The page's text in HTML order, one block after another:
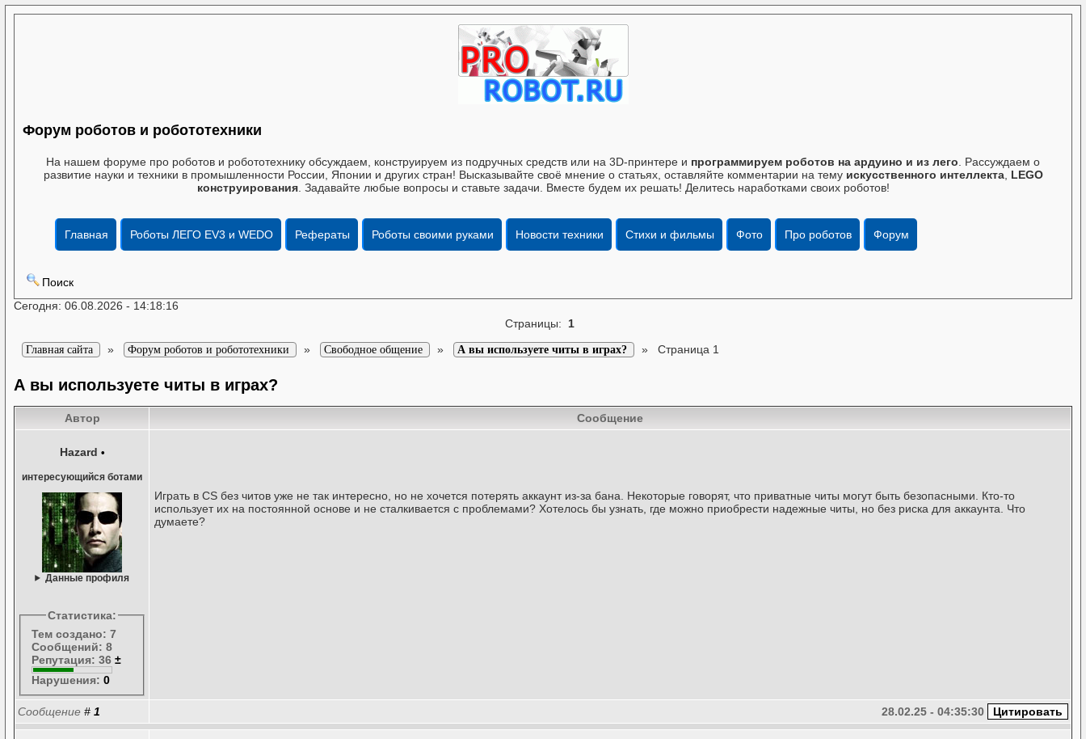
Форум роботов и робототехники
На нашем форуме про роботов и робототехнику обсуждаем, конструируем из подручных средств или на 3D-принтере и программируем роботов на ардуино и из лего . Рассуждаем о
развитие науки и техники в промышленности России, Японии и других стран! Высказывайте своё мнение о статьях, оставляйте комментарии на тему искусственного интеллекта, LEGO
конструирования. Задавайте любые вопросы и ставьте задачи. Вместе будем их решать! Делитесь наработками своих роботов!
Главная Роботы ЛЕГО EV3 и WEDO Рефераты Роботы своими руками Новости техники Стихи и фильмы Фото Про роботов Форум
Поиск
Сегодня: 06.08.2026 - 14:18:16
Страницы: 1
Главная сайта » Форум роботов и робототехники » Свободное общение » А вы используете читы в играх? » Страница 1
А вы используете читы в играх?
Автор Сообщение
Hazard •
интересующийся ботами
Данные профиля
Статистика:
Тем создано: 7
Сообщений: 8
Репутация: 36 ±
Нарушения: 0
Играть в CS без читов уже не так интересно, но не хочется потерять аккаунт из-за бана. Некоторые говорят, что приватные читы могут быть безопасными. Кто-то
использует их на постоянной основе и не сталкивается с проблемами? Хотелось бы узнать, где можно приобрести надежные читы, но без риска для аккаунта. Что
думаете?
Сообщение # 1 28.02.25 - 04:35:30